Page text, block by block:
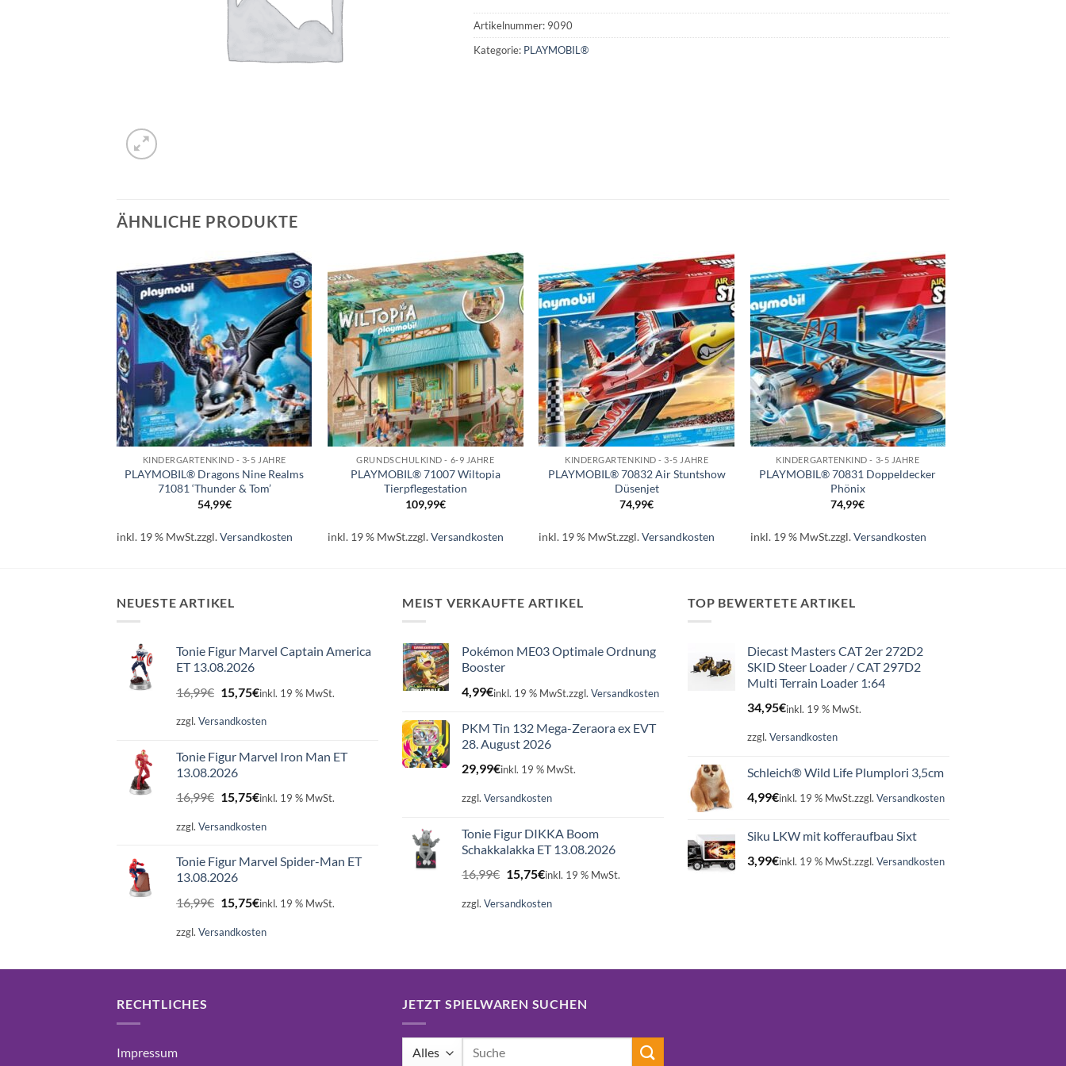
Artikelnummer: 9090
Kategorie: PLAYMOBIL®
ÄHNLICHE PRODUKTE
Auf die
Wunschliste
+
KINDERGARTENKIND - 3-5 JAHRE
PLAYMOBIL® Dragons Nine Realms
71081 ‘Thunder & Tom’
54,99€
inkl. 19 % MwSt.zzgl.Versandkosten
Auf die
Wunschliste
+
GRUNDSCHULKIND - 6-9 JAHRE
PLAYMOBIL® 71007 Wiltopia
Tierpflegestation
109,99€
inkl. 19 % MwSt.zzgl.Versandkosten
Auf die
Wunschliste
+
KINDERGARTENKIND - 3-5 JAHRE
PLAYMOBIL® 70832 Air Stuntshow
Düsenjet
74,99€
inkl. 19 % MwSt.zzgl.Versandkosten
Auf die
Wunschliste
+
KINDERGARTENKIND - 3-5 JAHRE
PLAYMOBIL® 70831 Doppeldecker
Phönix
74,99€
inkl. 19 % MwSt.zzgl.Versandkosten
NEUESTE ARTIKEL
Tonie Figur Marvel Captain America
ET 13.08.2026
16,99€ Ursprünglicher
Preis
war:
15,75€Aktueller
ist:
inkl. 19 % MwSt.
zzgl. Versandkosten
Tonie Figur Marvel Iron Man ET
13.08.2026
16,99€ Ursprünglicher
Preis
war:
15,75€Aktueller
ist:
inkl. 19 % MwSt.
zzgl. Versandkosten
Tonie Figur Marvel Spider-Man ET
13.08.2026
16,99€ Ursprünglicher
Preis
war:
15,75€Aktueller
ist:
inkl. 19 % MwSt.
zzgl. Versandkosten
MEIST VERKAUFTE ARTIKEL
Pokémon ME03 Optimale Ordnung
Booster
4,99€inkl. 19 % MwSt.zzgl. Versandkosten
PKM Tin 132 Mega-Zeraora ex EVT
28. August 2026
29,99€inkl. 19 % MwSt.
zzgl. Versandkosten
Tonie Figur DIKKA Boom
Schakkalakka ET 13.08.2026
16,99€ Ursprünglicher
Preis
war:
15,75€Aktueller
ist:
inkl. 19 % MwSt.
zzgl. Versandkosten
TOP BEWERTETE ARTIKEL
Diecast Masters CAT 2er 272D2
SKID Steer Loader / CAT 297D2
Multi Terrain Loader 1:64
34,95€inkl. 19 % MwSt.
zzgl. Versandkosten
Schleich® Wild Life Plumplori 3,5cm
4,99€inkl. 19 % MwSt.zzgl. Versandkosten
Siku LKW mit kofferaufbau Sixt
3,99€inkl. 19 % MwSt.zzgl. Versandkosten
RECHTLICHES
Impressum
JETZT SPIELWAREN SUCHEN
Suchen